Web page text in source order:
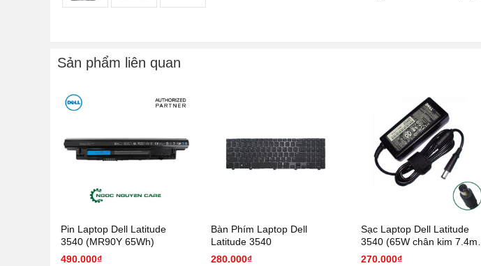
Sản phẩm liên quan
Pin Laptop Dell Latitude
3540 (MR90Y 65Wh)
490.000₫
Bàn Phím Laptop Dell
Latitude 3540
280.000₫
Sạc Laptop Dell Latitude
3540 (65W chân kim 7.4mm
* 5.0 mm)
270.000₫